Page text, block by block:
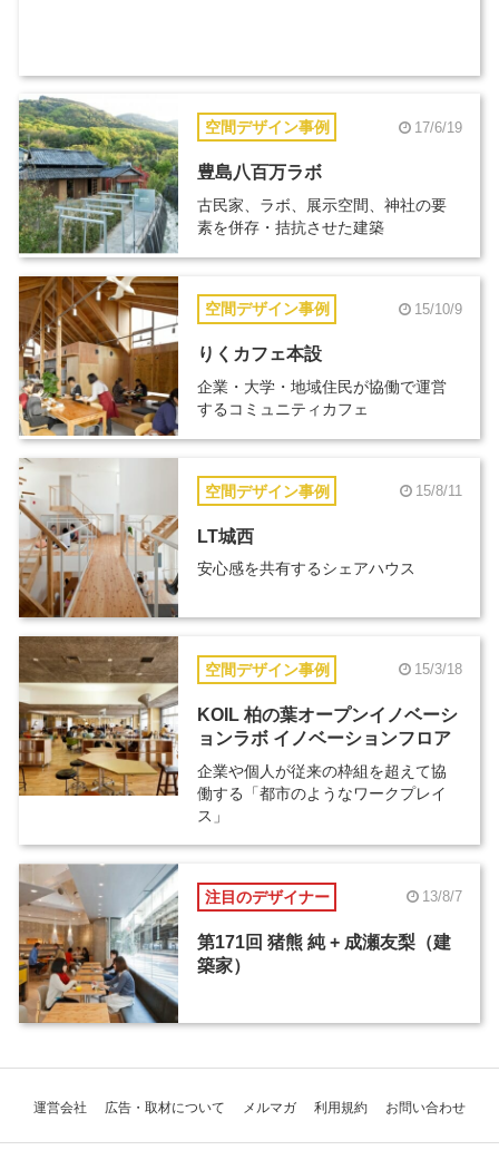
空間デザイン事例 17/6/19
豊島八百万ラボ
古民家、ラボ、展示空間、神社の要
素を併存・拮抗させた建築
空間デザイン事例 15/10/9
りくカフェ本設
企業・大学・地域住民が協働で運営
するコミュニティカフェ
空間デザイン事例 15/8/11
LT城西
安心感を共有するシェアハウス
空間デザイン事例 15/3/18
KOIL 柏の葉オープンイノベーシ
ョンラボ イノベーションフロア
企業や個人が従来の枠組を超えて協
働する「都市のようなワークプレイ
ス」
注目のデザイナー 13/8/7
第171回 猪熊 純 + 成瀬友梨（建
築家）
運営会社 広告・取材について メルマガ 利用規約 お問い合わせ